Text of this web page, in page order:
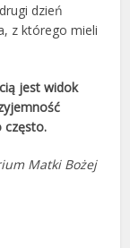
dzień
z którego mieli
jest widok
często.
Matki Bożej